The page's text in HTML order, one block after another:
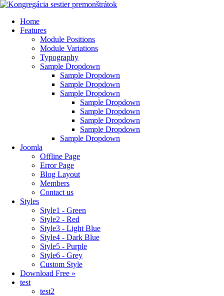
Home
Features
Module Positions
Module Variations
Typography
Sample Dropdown
Sample Dropdown
Sample Dropdown
Sample Dropdown
Sample Dropdown
Sample Dropdown
Sample Dropdown
Sample Dropdown
Sample Dropdown
Joomla
Offline Page
Error Page
Blog Layout
Members
Contact us
Styles
Style1 - Green
Style2 - Red
Style3 - Light Blue
Style4 - Dark Blue
Style5 - Purple
Style6 - Grey
Custom Style
Download Free »
test
test2